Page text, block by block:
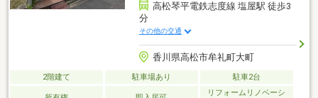
高松琴平電鉄志度線 塩屋駅 徒歩3
分
その他の交通
香川県高松市牟礼町大町
2階建て 駐車場あり 駐車2台
リフォームリノベーシ